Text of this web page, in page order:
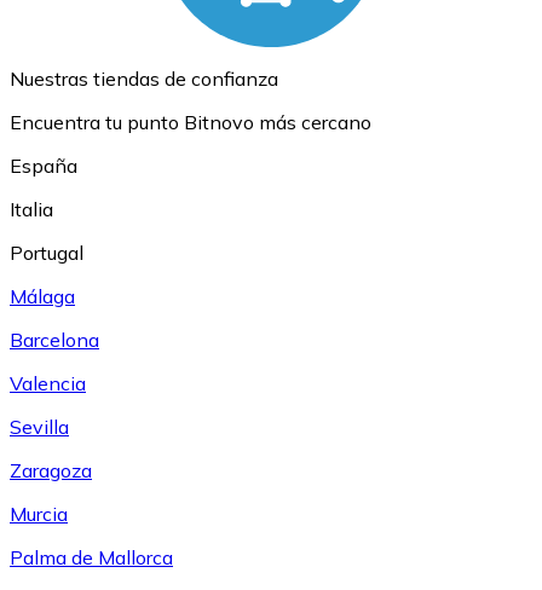
Nuestras tiendas de confianza
Encuentra tu punto Bitnovo más cercano
España
Italia
Portugal
Málaga
Barcelona
Valencia
Sevilla
Zaragoza
Murcia
Palma de Mallorca